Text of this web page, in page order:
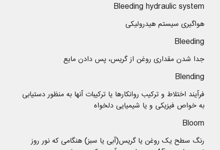
Bleeding hydraulic system
هواگیری سیستم هیدرولیكی
Bleeding
جدا شدن مقداری روغن از گریس، پس دادن مایع
Blending
فرآیند اختلاط و ترکیب روانکارها یا ترکیبات آنها به منظور دستیابی
به خواص فیزیکی و یا شیمیایی دلخواه
Bloom
رنگ سطح یک روغن یا گریس(آبی یا سبز) هنگامی که نور روز